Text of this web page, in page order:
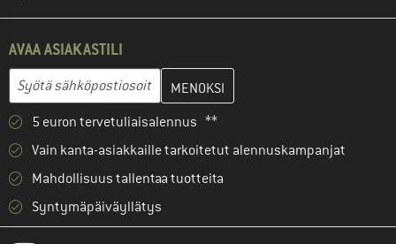
AVAA ASIAKASTILI
Sähköpostiosoite
Anna sähköpostiosoitteesi ja luo seuraavassa vaiheessa
5 euron tervetuliaisalennus **
Vain kanta-asiakkaille tarkoitetut alennuskampanjat
Mahdollisuus tallentaa tuotteita
Syntymäpäiväyllätys